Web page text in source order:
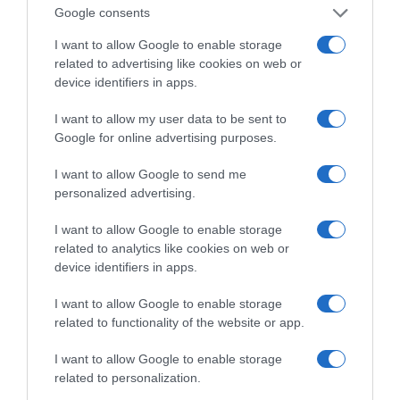
Google consents
I want to allow Google to enable storage
related to advertising like cookies on web or
device identifiers in apps.
I want to allow my user data to be sent to
Google for online advertising purposes.
I want to allow Google to send me
personalized advertising.
I want to allow Google to enable storage
related to analytics like cookies on web or
device identifiers in apps.
I want to allow Google to enable storage
related to functionality of the website or app.
I want to allow Google to enable storage
related to personalization.